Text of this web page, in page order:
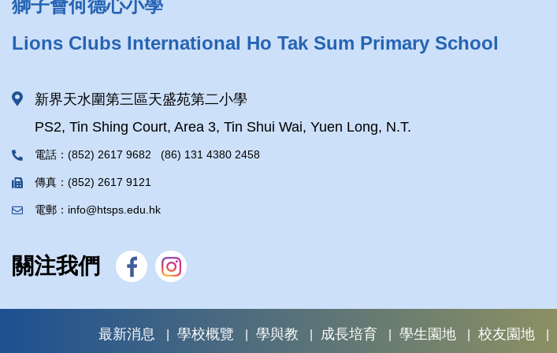
獅子會何德心小學
Lions Clubs International Ho Tak Sum Primary School
新界天水圍第三區天盛苑第二小學
PS2, Tin Shing Court, Area 3, Tin Shui Wai, Yuen Long, N.T.
電話：(852) 2617 9682 (86) 131 4380 2458
傳真：(852) 2617 9121
電郵：info@htsps.edu.hk
關注我們
最新消息 學校概覽 學與教 成長培育 學生園地 校友園地